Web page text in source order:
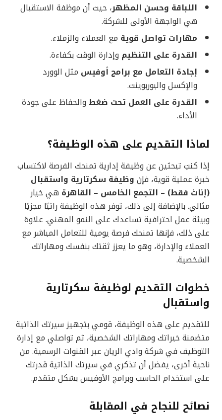
اللباقة وحسن المظهر، حيث أن موظفة الاستقبال
هي الواجهة الأولى للشركة.
مهارات تواصل قوية مع العملاء والزملاء.
القدرة على التنظيم وإدارة الوقت بكفاءة.
إجادة التعامل مع برامج أوفيس مثل الوورد
والإكسل والبوربوينت.
القدرة على العمل تحت ضغط والحفاظ على جودة
الأداء.
لماذا التقديم على هذه الوظيفة؟
إذا كنتِ تبحثين عن وظيفة إدارية تمنحك الفرصة لاكتساب
خبرة عملية قوية، فإن وظيفة سكرتارية واستقبال
(إناث فقط) – التجمع الخامس – القاهرة هي خيار
مثالي. بالإضافة إلى ذلك، توفر هذه الوظيفة راتبًا مجزيًا
وبيئة عمل احترافية تساعدك على النمو المهني. علاوة
على ذلك، فإنها تمنحك فرصة يومية للتعامل المباشر مع
العملاء والإدارة، وهو ما يعزز ثقتك بنفسك ومهاراتك
الشخصية.
خطوات التقديم لوظيفة سكرتارية
واستقبال
للتقديم على هذه الوظيفة، قومي بتجهيز سيرتك الذاتية
متضمنة خبراتك ومهاراتك الشخصية، ثم تواصلي مع إدارة
التوظيف في شركة وادي الريان عبر القنوات الرسمية. من
ناحية أخرى، يفضل أن تذكري في سيرتك الذاتية قدرتك
على استخدام الحاسب وبرامج الأوفيس بشكل متقدم.
نصائح للنجاح في المقابلة